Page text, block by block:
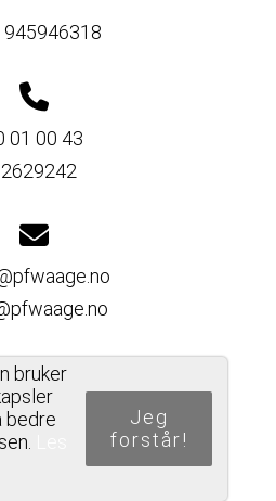
945946318
01 00 43
nettside
bruker
bedre
Jeg
forstår!